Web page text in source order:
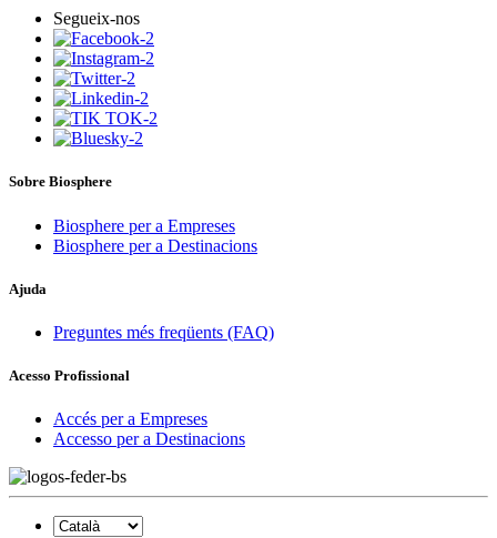
Segueix-nos
Sobre Biosphere
Biosphere per a Empreses
Biosphere per a Destinacions
Ajuda
Preguntes més freqüents (FAQ)
Acesso Profissional
Accés per a Empreses
Accesso per a Destinacions